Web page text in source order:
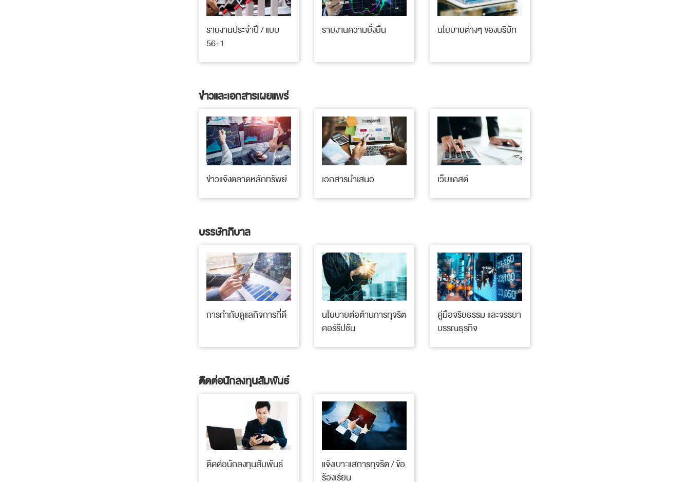
รายงานประจำปี / แบบ
56-1
รายงานความยั่งยืน นโยบายต่างๆ ของบริษัท
ข่าวและเอกสารเผยแพร่
ข่าวแจ้งตลาดหลักทรัพย์ เอกสารนำเสนอ เว็บแคสต์
บรรษัทภิบาล
การกำกับดูแลกิจการที่ดี
นโยบายต่อต้านการทุจริต
คอร์รัปชัน
คู่มือจริยธรรม และจรรยา
บรรณธุรกิจ
ติดต่อนักลงทุนสัมพันธ์
ติดต่อนักลงทุนสัมพันธ์
แจ้งเบาะแสการทุจริต / ข้อ
ร้องเรียน